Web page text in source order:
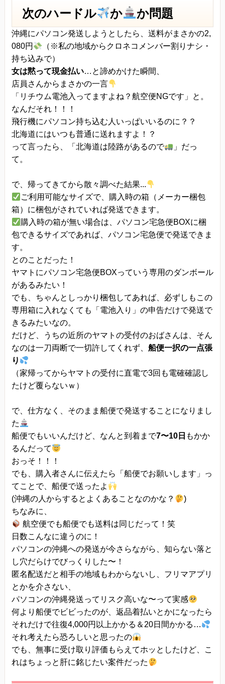
次のハードル か か問題
沖縄にパソコン発送しようとしたら、送料がまさかの2,
080円
（※私の地域からクロネコメンバー割りナシ・
持ち込みで）
女は黙って現金払い…と諦めかけた瞬間、
店員さんからまさかの一言
「リチウム電池入ってますよね？航空便NGです」と。
なんだそれ！！！
飛行機にパソコン持ち込む人いっぱいいるのに？？
北海道にはいつも普通に送れますよ！？
って言ったら、「北海道は陸路があるので
」だっ
て。
で、帰ってきてから散々調べた結果...
ご利用可能なサイズで、購入時の箱（メーカー梱包
箱）に梱包がされていれば発送できます。
購入時の箱が無い場合は、パソコン宅急便BOXに梱
包できるサイズであれば、パソコン宅急便で発送できま
す。
とのことだった！
ヤマトにパソコン宅急便BOXっていう専用のダンボール
があるみたい！
でも、ちゃんとしっかり梱包してあれば、必ずしもこの
専用箱に入れなくても「電池入り」の申告だけで発送で
きるみたいなの。
だけど、うちの近所のヤマトの受付のおばさんは、そん
なのは一刀両断で一切許してくれず、 船便一択の一点張
り
（家帰ってからヤマトの受付に直電で3回も電確確認し
たけど覆らないｗ）
で、仕方なく、そのまま船便で発送することになりまし
た
船便でもいいんだけど、なんと到着まで7〜10日 もかか
るんだって
おっそ！！！
でも、購入者さんに伝えたら「船便でお願いします」っ
てことで、船便で送ったよ
(沖縄の人からするとよくあることなのかな？
)
ちなみに、
航空便でも船便でも送料は同じだって！笑
日数こんなに違うのに！
パソコンの沖縄への発送が今さらながら、知らない落と
し穴だらけでびっくりした〜！
匿名配送だと相手の地域もわからないし、フリマアプリ
とかを介さない、
パソコンの沖縄発送ってリスク高いな〜って実感
何より船便でビビったのが、返品着払いとかになったら
それだけで往復4,000円以上かかる＆20日間かかる…
それ考えたら恐ろしいと思ったの
でも、無事に受け取り評価もらえてホッとしたけど、こ
れはちょっと肝に銘じたい案件だった